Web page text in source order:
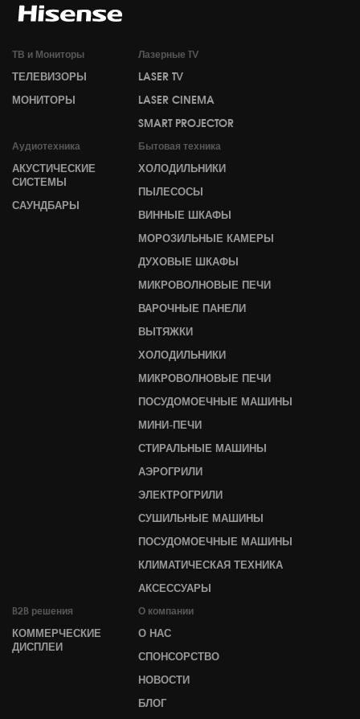
ТВ и Мониторы
ТЕЛЕВИЗОРЫ
МОНИТОРЫ
Лазерные TV
LASER TV
LASER CINEMA
SMART PROJECTOR
Аудиотехника
АКУСТИЧЕСКИЕ
СИСТЕМЫ
САУНДБАРЫ
Бытовая техника
ХОЛОДИЛЬНИКИ
ПЫЛЕСОСЫ
ВИННЫЕ ШКАФЫ
МОРОЗИЛЬНЫЕ КАМЕРЫ
ДУХОВЫЕ ШКАФЫ
МИКРОВОЛНОВЫЕ ПЕЧИ
ВАРОЧНЫЕ ПАНЕЛИ
ВЫТЯЖКИ
ХОЛОДИЛЬНИКИ
МИКРОВОЛНОВЫЕ ПЕЧИ
ПОСУДОМОЕЧНЫЕ МАШИНЫ
МИНИ-ПЕЧИ
СТИРАЛЬНЫЕ МАШИНЫ
АЭРОГРИЛИ
ЭЛЕКТРОГРИЛИ
СУШИЛЬНЫЕ МАШИНЫ
ПОСУДОМОЕЧНЫЕ МАШИНЫ
КЛИМАТИЧЕСКАЯ ТЕХНИКА
АКСЕССУАРЫ
B2B решения
КОММЕРЧЕСКИЕ
ДИСПЛЕИ
О компании
О НАС
СПОНСОРСТВО
НОВОСТИ
БЛОГ